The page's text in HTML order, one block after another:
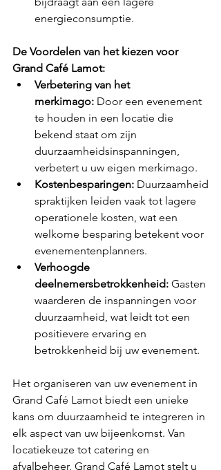
energieconsumptie.
De Voordelen van het kiezen voor
Grand Café Lamot:
Verbetering van het
merkimago: Door een evenement
te houden in een locatie die
bekend staat om zijn
duurzaamheidsinspanningen,
verbetert u uw eigen merkimago.
Kostenbesparingen: Duurzaamheid
spraktijken leiden vaak tot lagere
operationele kosten, wat een
welkome besparing betekent voor
evenementenplanners.
Verhoogde
deelnemersbetrokkenheid: Gasten
waarderen de inspanningen voor
duurzaamheid, wat leidt tot een
positievere ervaring en
betrokkenheid bij uw evenement.
Het organiseren van uw evenement in
Grand Café Lamot biedt een unieke
kans om duurzaamheid te integreren in
elk aspect van uw bijeenkomst. Van
locatiekeuze tot catering en
afvalbeheer, Grand Café Lamot stelt u